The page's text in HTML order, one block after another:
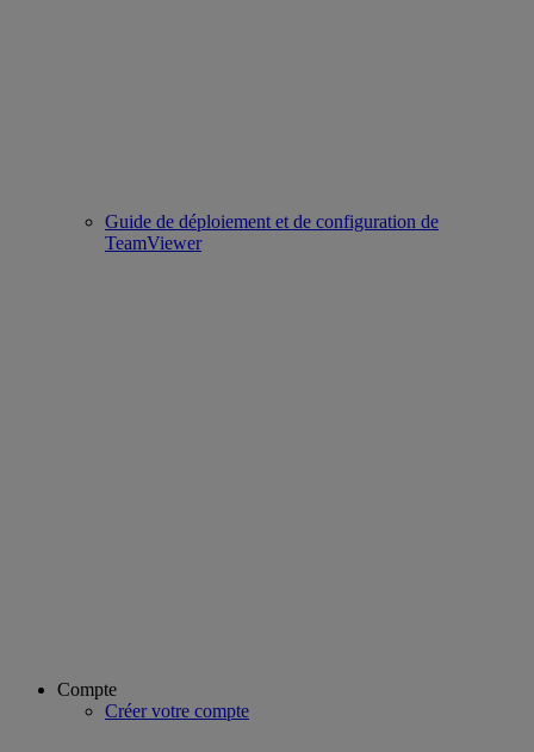
Guide de déploiement et de configuration de
TeamViewer
Compte
Créer votre compte